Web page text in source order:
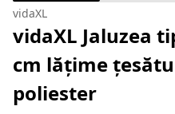
vidaXL
vidaXL Jaluzea
cm lățime
poliester